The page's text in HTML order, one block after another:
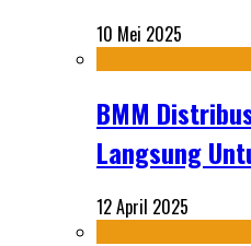
10 Mei 2025
BMM
Langsung
12 April 2025